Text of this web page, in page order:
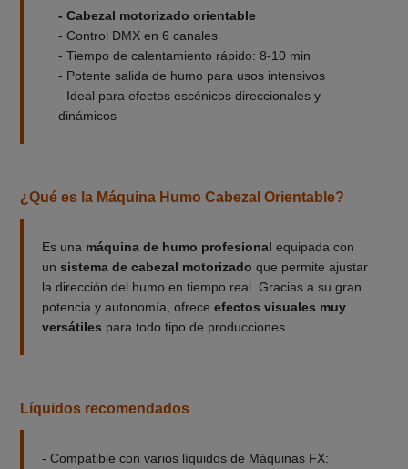
- Cabezal motorizado orientable
- Control DMX en 6 canales
- Tiempo de calentamiento rápido: 8-10 min
- Potente salida de humo para usos intensivos
- Ideal para efectos escénicos direccionales y
dinámicos
¿Qué es la Máquina Humo Cabezal Orientable?
Es una máquina de humo profesional equipada con
un sistema de cabezal motorizado que permite ajustar
la dirección del humo en tiempo real. Gracias a su gran
potencia y autonomía, ofrece efectos visuales muy
versátiles para todo tipo de producciones.
Líquidos recomendados
- Compatible con varios líquidos de Máquinas FX: